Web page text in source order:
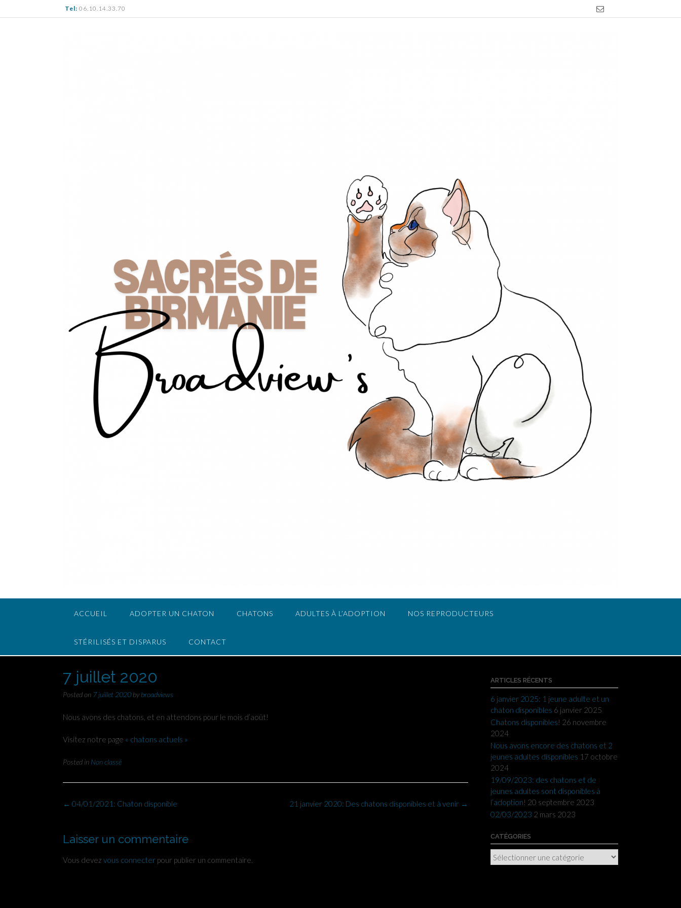
Tel: 06.10.14.33.70
ACCUEIL ADOPTER UN CHATON CHATONS ADULTES À L’ADOPTION NOS REPRODUCTEURS
STÉRILISÉS ET DISPARUS CONTACT
7 juillet 2020
Posted on 7 juillet 2020 bybroadviews
Nous avons des chatons, et en attendons pour le mois d’août!
Visitez notre page « chatons actuels »
Posted in Non classé
Post
21 janvier 2020: Des chatons disponibles et à venir →
← 04/01/2021: Chaton disponible
Laisser un commentaire
Vous devez vous connecter pour publier un commentaire.
ARTICLES RÉCENTS
6 janvier 2025: 1 jeune adulte et un
chaton disponibles 6 janvier 2025
Chatons disponibles! 26 novembre
2024
Nous avons encore des chatons et 2
jeunes adultes disponibles 17 octobre
2024
19/09/2023: des chatons et de
jeunes adultes sont disponibles à
l’adoption! 20 septembre 2023
02/03/2023 2 mars 2023
CATÉGORIES
Catégories